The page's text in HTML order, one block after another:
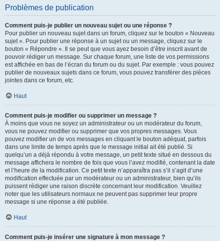
Problèmes de publication
Comment puis-je publier un nouveau sujet ou une réponse ?
Pour publier un nouveau sujet dans un forum, cliquez sur le bouton « Nouveau
sujet ». Pour publier une réponse à un sujet ou un message, cliquez sur le
bouton « Répondre ». Il se peut que vous ayez besoin d’être inscrit avant de
pouvoir rédiger un message. Sur chaque forum, une liste de vos permissions
est affichée en bas de l’écran du forum ou du sujet. Par exemple : vous pouvez
publier de nouveaux sujets dans ce forum, vous pouvez transférer des pièces
jointes dans ce forum, etc.
Haut
Comment puis-je modifier ou supprimer un message ?
À moins que vous ne soyez un administrateur ou un modérateur du forum,
vous ne pouvez modifier ou supprimer que vos propres messages. Vous
pouvez modifier un de vos messages en cliquant le bouton adéquat, parfois
dans une limite de temps après que le message initial ait été publié. Si
quelqu’un a déjà répondu à votre message, un petit texte situé en dessous du
message affichera le nombre de fois que vous l’avez modifié, contenant la date
et l’heure de la modification. Ce petit texte n’apparaîtra pas s’il s’agit d’une
modification effectuée par un modérateur ou un administrateur, bien qu’ils
puissent rédiger une raison discrète concernant leur modification. Veuillez
noter que les utilisateurs normaux ne peuvent pas supprimer leur propre
message si une réponse a été publiée.
Haut
Comment puis-je insérer une signature à mon message ?